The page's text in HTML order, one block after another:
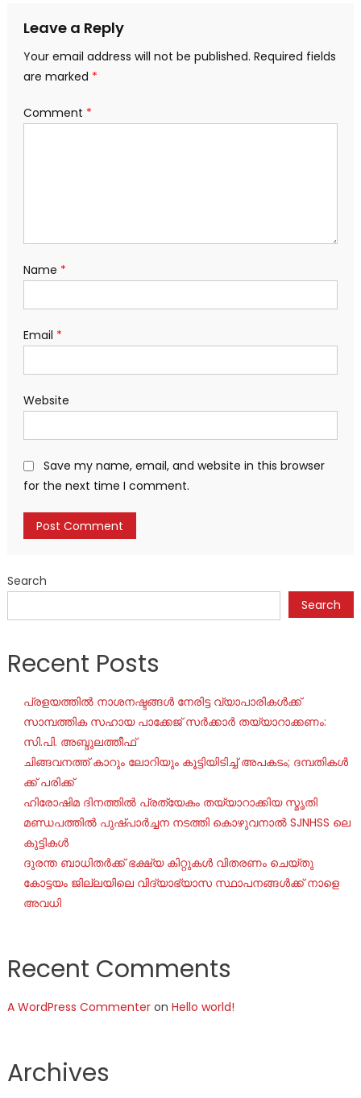
Leave a Reply
Your email address will not be published. Required fields
are marked *
Comment *
Name *
Email *
Website
Save my name, email, and website in this browser
for the next time I comment.
Search
Search
Recent Posts
പ്രളയത്തിൽ നാശനഷ്ടങ്ങൾ നേരിട്ട വ്യാപാരികൾക്ക്
സാമ്പത്തിക സഹായ പാക്കേജ് സർക്കാർ തയ്യാറാക്കണം:
സി.പി. അബ്ദുലത്തീഫ്
ചി​ങ്ങ​വ​ന​ത്ത് കാ​റും ലോ​റി​യും കൂ​ട്ടി​യി​ടി​ച്ച് അ​പ​ക​ടം; ദ​മ്പ​തി​ക​ൾ​
ക്ക് പ​രി​ക്ക്
ഹിരോഷിമ ദിനത്തിൽ പ്രത്യേകം തയ്യാറാക്കിയ സ്മൃതി
മണ്ഡപത്തിൽ പുഷ്പാർച്ചന നടത്തി കൊഴുവനാൽ SJNHSS ലെ
കുട്ടികൾ
ദുരന്ത ബാധിതർക്ക് ഭക്ഷ്യ കിറ്റുകൾ വിതരണം ചെയ്തു
കോട്ടയം ജില്ലയിലെ വിദ്യാഭ്യാസ സ്ഥാപനങ്ങൾക്ക് നാളെ
അവധി
Recent Comments
A WordPress Commenteron Hello world!
Archives